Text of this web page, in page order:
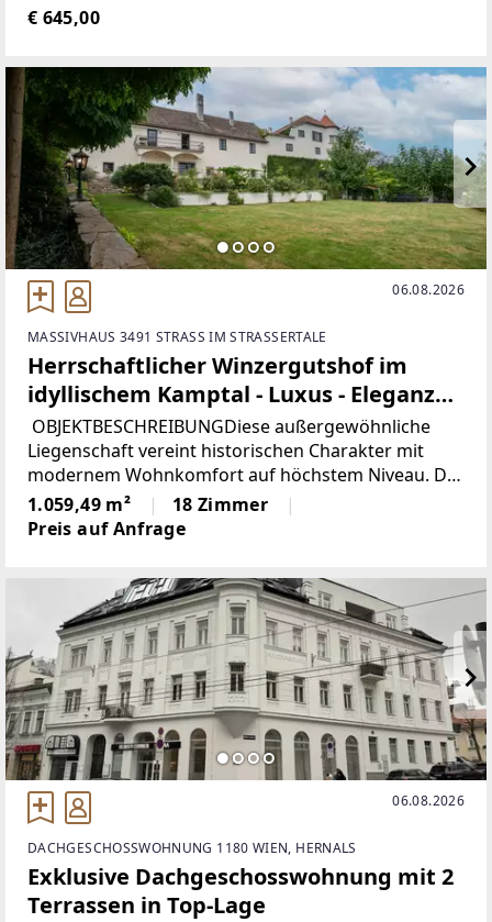
einzigartige Kultur bekannt ist. In der direkten
täglichen
€ 645,00
06.08.2026
MASSIVHAUS 3491 STRASS IM STRASSERTALE
Herrschaftlicher Winzergutshof im
idyllischem Kamptal - Luxus - Eleganz
und Perfektion
OBJEKTBESCHREIBUNGDiese außergewöhnliche
Liegenschaft vereint historischen Charakter mit
modernem Wohnkomfort auf höchstem Niveau. Der
repräsentative Winzergutshof verfügt über eine
Gesamtwohn- und Nutzfläche von ca. 1.400 m² und
1.059,49 m²
18 Zimmer
Preis auf Anfrage
06.08.2026
DACHGESCHOSSWOHNUNG 1180 WIEN, HERNALS
Exklusive Dachgeschosswohnung mit 2
Terrassen in Top-Lage